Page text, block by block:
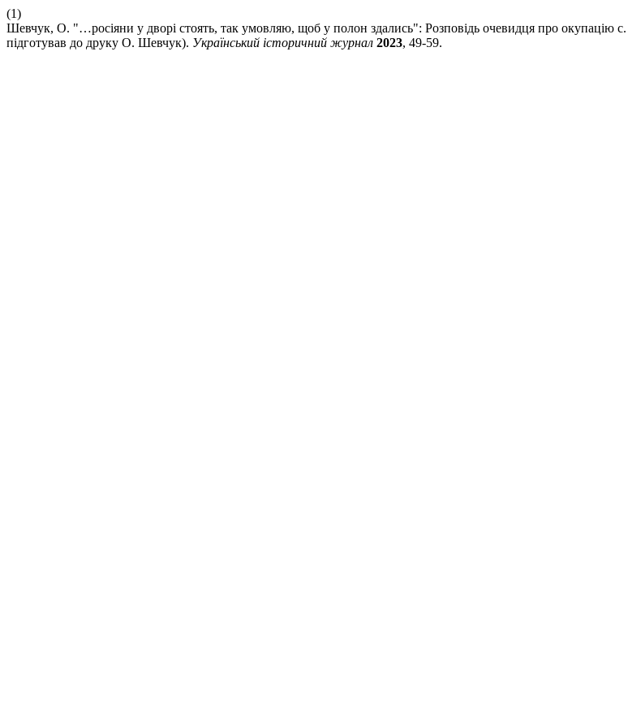
(1)
Шевчук, О. "…росіяни у дворі стоять, так умовляю, щоб у полон здались": Розповідь очевидця про окупацію
підготував до друку О. Шевчук). Український історичний журнал 2023, 49-59.